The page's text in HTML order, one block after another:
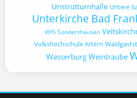
Unstrutturnhalle Untere
Unterkirche Bad
VHS Sondershausen
Volkshochschule Artern
Wasserburg Weintraube